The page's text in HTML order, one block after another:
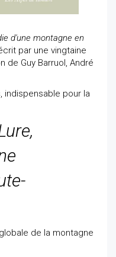
d'une montagne en
par une vingtaine
de Guy Barruol, André
indispensable pour la
de la montagne